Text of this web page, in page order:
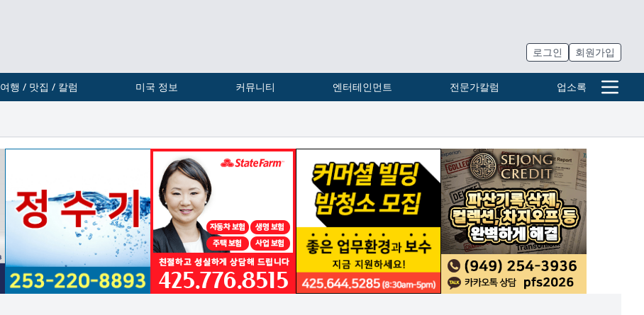
로그인 회원가입
여행 / 맛집 / 칼럼 미국 정보 커뮤니티 엔터테인먼트 전문가칼럼 업소록